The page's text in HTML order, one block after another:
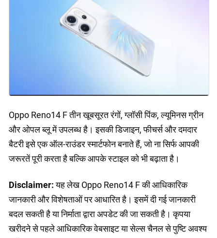
Oppo Reno14 F तीन खूबसूरत रंगों, ग्लॉसी पिंक, ल्यूमिनस ग्रीन
और ओपल ब्लू में उपलब्ध है। इसकी डिजाइन, फीचर्स और दमदार
बैटरी इसे एक ऑल-राउंडर स्मार्टफोन बनाते हैं, जो ना सिर्फ आपकी
जरूरतें पूरी करता है बल्कि आपके स्टाइल को भी बढ़ाता है।
Disclaimer:यह लेख Oppo Reno14 F की आधिकारिक
जानकारी और विशेषताओं पर आधारित है। इसमें दी गई जानकारी
बदल सकती है या निर्माता द्वारा अपडेट की जा सकती है। कृपया
खरीदने से पहले आधिकारिक वेबसाइट या सेल्स चैनल से पुष्टि अवश्य